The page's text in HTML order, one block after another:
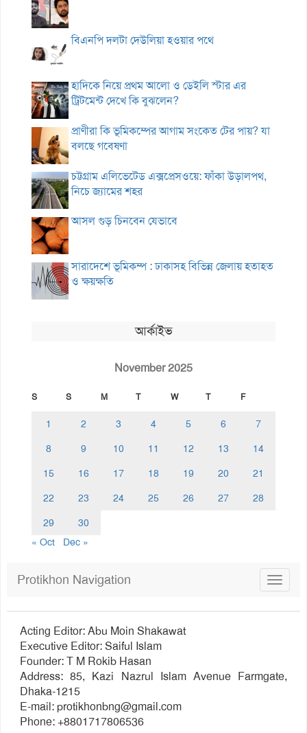
বিএনপি দলটা দেউলিয়া হওয়ার পথে
হাদিকে নিয়ে প্রথম আলো ও ডেইলি স্টার এর
ট্রিটমেন্ট দেখে কি বুঝলেন?
প্রাণীরা কি ভূমিকম্পের আগাম সংকেত টের পায়? যা
বলছে গবেষণা
চট্টগ্রাম এলিভেটেড এক্সপ্রেসওয়ে: ফাঁকা উড়ালপথ,
নিচে জ্যামের শহর
আসল গুড় চিনবেন যেভাবে
সারাদেশে ভূমিকম্প : ঢাকাসহ বিভিন্ন জেলায় হতাহত
ও ক্ষয়ক্ষতি
আর্কাইভ
November 2025
S S M T W T F
1 2 3 4 5 6
7
8
9 10 11 12 13
14
15
16 17 18 19 20
21
22
23 24 25 26 27
28
29
30
« Oct
Dec »
Toggle
Protikhon Navigation
Acting Editor: Abu Moin Shakawat
Executive Editor: Saiful Islam
Founder: T M Rokib Hasan
Address: 85, Kazi Nazrul Islam Avenue Farmgate,
Dhaka-1215
E-mail:protikhonbng@gmail.com
Phone: +8801717806536